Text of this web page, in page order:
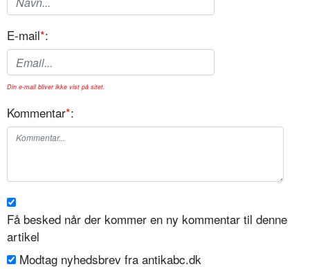
E-mail*:
Din e-mail bliver ikke vist på sitet.
Kommentar*:
Få besked når der kommer en ny kommentar til denne
artikel
Modtag nyhedsbrev fra antikabc.dk